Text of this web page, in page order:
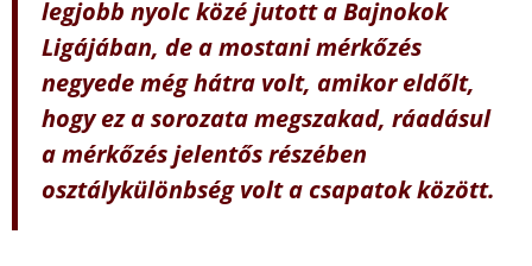
legjobb nyolc közé jutott a Bajnokok
Ligájában, de a mostani mérkőzés
negyede még hátra volt, amikor eldőlt,
hogy ez a sorozata megszakad, ráadásul
a mérkőzés jelentős részében
osztálykülönbség volt a csapatok között.